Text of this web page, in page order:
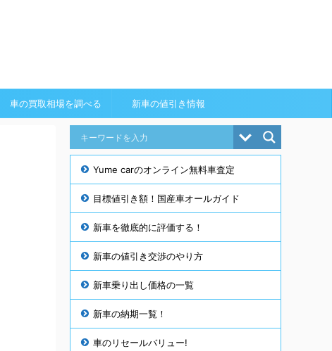
車の買取相場を調べる 新車の値引き情報
Yume carのオンライン無料車査定
目標値引き額！国産車オールガイド
新車を徹底的に評価する！
新車の値引き交渉のやり方
新車乗り出し価格の一覧
新車の納期一覧！
車のリセールバリュー!